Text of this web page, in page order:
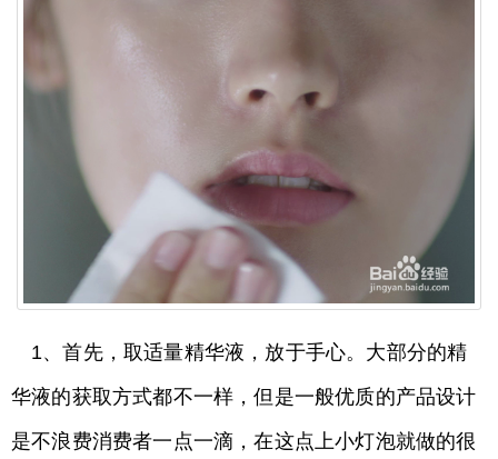
1、首先，取适量精华液，放于手心。大部分的精
华液的获取方式都不一样，但是一般优质的产品设计
是不浪费消费者一点一滴，在这点上小灯泡就做的很